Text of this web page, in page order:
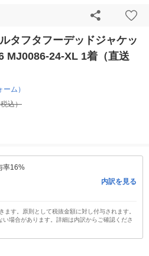
タフタフーデッドジャケッ
MJ0086-24-XL 1着（直送
ム）
込）
率16%
内訳を見る
す。原則として税抜金額に対し付与されます。
場合があります。詳細は内訳からご確認くださ